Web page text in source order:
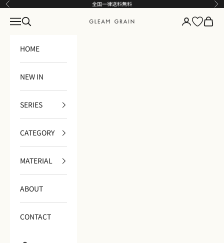
コンテンツへスキップ
前へ 全国一律送料無料 次
GLEAM GRAIN
メニュー
検索 ログインカート
HOME
NEW IN
SERIES
CATEGORY
MATERIAL
ABOUT
CONTACT